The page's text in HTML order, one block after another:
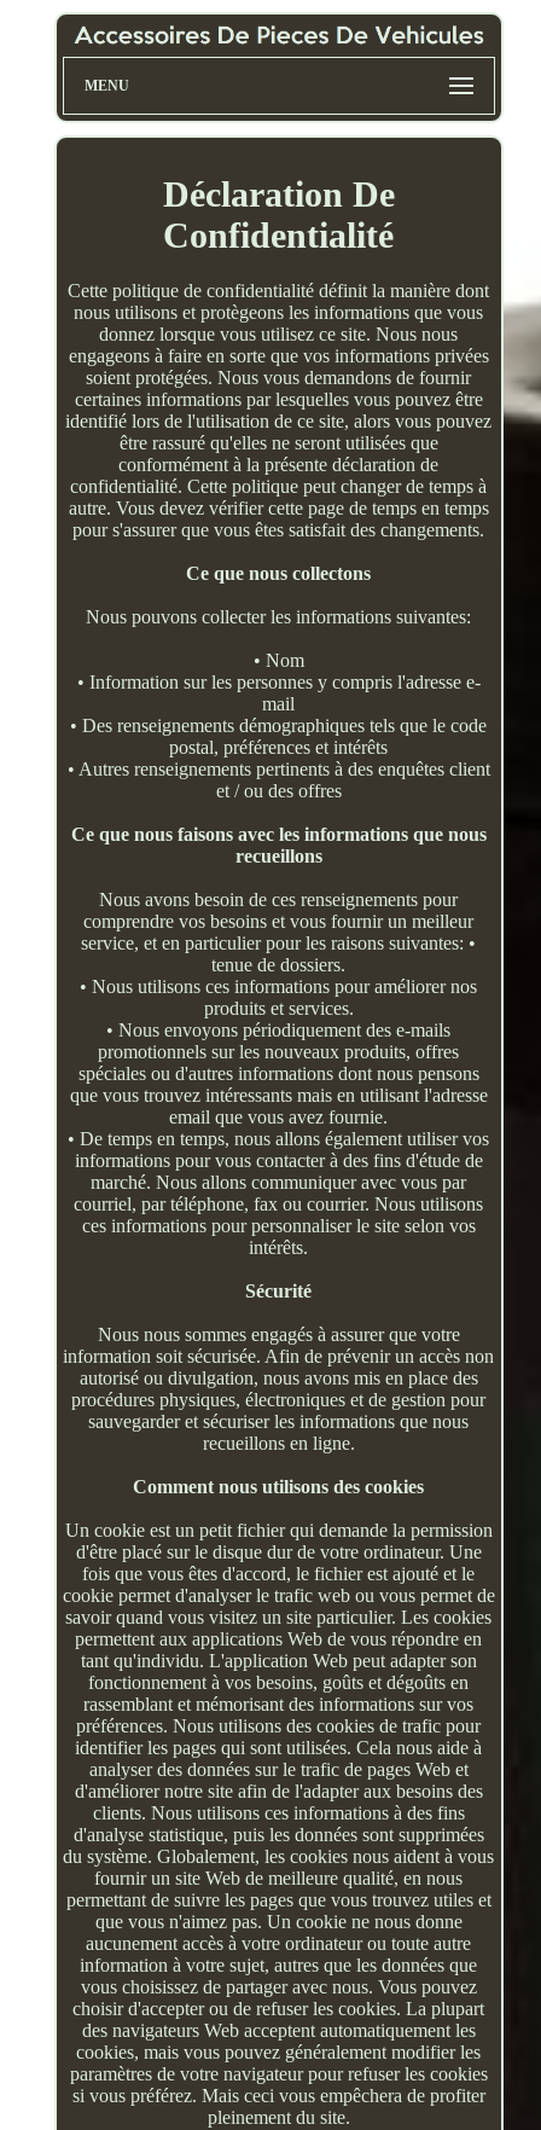
MENU
Déclaration De
Confidentialité
Cette politique de confidentialité définit la manière dont
nous utilisons et protègeons les informations que vous
donnez lorsque vous utilisez ce site. Nous nous
engageons à faire en sorte que vos informations privées
soient protégées. Nous vous demandons de fournir
certaines informations par lesquelles vous pouvez être
identifié lors de l'utilisation de ce site, alors vous pouvez
être rassuré qu'elles ne seront utilisées que
conformément à la présente déclaration de
confidentialité. Cette politique peut changer de temps à
autre. Vous devez vérifier cette page de temps en temps
pour s'assurer que vous êtes satisfait des changements.
Ce que nous collectons
Nous pouvons collecter les informations suivantes:
• Nom
• Information sur les personnes y compris l'adresse e-
mail
• Des renseignements démographiques tels que le code
postal, préférences et intérêts
• Autres renseignements pertinents à des enquêtes client
et / ou des offres
Ce que nous faisons avec les informations que nous
recueillons
Nous avons besoin de ces renseignements pour
comprendre vos besoins et vous fournir un meilleur
service, et en particulier pour les raisons suivantes: •
tenue de dossiers.
• Nous utilisons ces informations pour améliorer nos
produits et services.
• Nous envoyons périodiquement des e-mails
promotionnels sur les nouveaux produits, offres
spéciales ou d'autres informations dont nous pensons
que vous trouvez intéressants mais en utilisant l'adresse
email que vous avez fournie.
• De temps en temps, nous allons également utiliser vos
informations pour vous contacter à des fins d'étude de
marché. Nous allons communiquer avec vous par
courriel, par téléphone, fax ou courrier. Nous utilisons
ces informations pour personnaliser le site selon vos
intérêts.
Sécurité
Nous nous sommes engagés à assurer que votre
information soit sécurisée. Afin de prévenir un accès non
autorisé ou divulgation, nous avons mis en place des
procédures physiques, électroniques et de gestion pour
sauvegarder et sécuriser les informations que nous
recueillons en ligne.
Comment nous utilisons des cookies
Un cookie est un petit fichier qui demande la permission
d'être placé sur le disque dur de votre ordinateur. Une
fois que vous êtes d'accord, le fichier est ajouté et le
cookie permet d'analyser le trafic web ou vous permet de
savoir quand vous visitez un site particulier. Les cookies
permettent aux applications Web de vous répondre en
tant qu'individu. L'application Web peut adapter son
fonctionnement à vos besoins, goûts et dégoûts en
rassemblant et mémorisant des informations sur vos
préférences. Nous utilisons des cookies de trafic pour
identifier les pages qui sont utilisées. Cela nous aide à
analyser des données sur le trafic de pages Web et
d'améliorer notre site afin de l'adapter aux besoins des
clients. Nous utilisons ces informations à des fins
d'analyse statistique, puis les données sont supprimées
du système. Globalement, les cookies nous aident à vous
fournir un site Web de meilleure qualité, en nous
permettant de suivre les pages que vous trouvez utiles et
que vous n'aimez pas. Un cookie ne nous donne
aucunement accès à votre ordinateur ou toute autre
information à votre sujet, autres que les données que
vous choisissez de partager avec nous. Vous pouvez
choisir d'accepter ou de refuser les cookies. La plupart
des navigateurs Web acceptent automatiquement les
cookies, mais vous pouvez généralement modifier les
paramètres de votre navigateur pour refuser les cookies
si vous préférez. Mais ceci vous empêchera de profiter
pleinement du site.